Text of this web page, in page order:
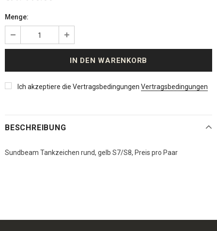
Menge:
Ich akzeptiere die Vertragsbedingungen Vertragsbedingungen
BESCHREIBUNG
Sundbeam Tankzeichen rund, gelb S7/S8, Preis pro Paar